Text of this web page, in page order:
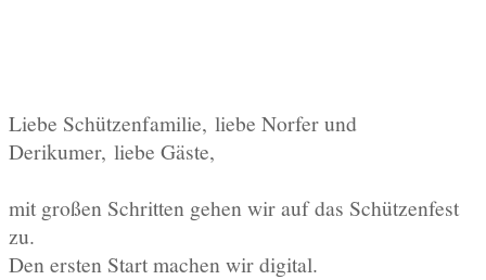
Liebe Schützenfamilie, liebe Norfer und
Derikumer, liebe Gäste,
mit großen Schritten gehen wir auf das Schützenfest
zu.
Den ersten Start machen wir digital.